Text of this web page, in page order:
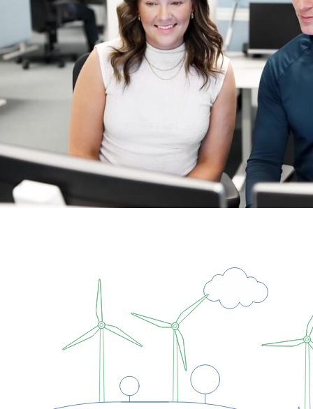
Verandering vraagt
positieve instelling zie jij kansen waar
zien. Je denkt in oplossingen, inspireert
haalt het beste uit